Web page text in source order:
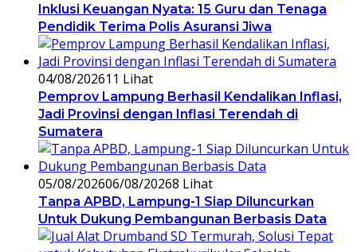
Inklusi Keuangan Nyata: 15 Guru dan Tenaga
Pendidik Terima Polis Asuransi Jiwa
04/08/202611 Lihat
Pemprov Lampung Berhasil Kendalikan Inflasi,
Jadi Provinsi dengan Inflasi Terendah di
Sumatera
05/08/202606/08/20268 Lihat
Tanpa APBD, Lampung-1 Siap Diluncurkan
Untuk Dukung Pembangunan Berbasis Data